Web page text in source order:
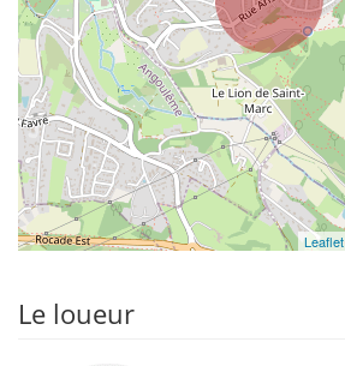
Leaflet
Le loueur